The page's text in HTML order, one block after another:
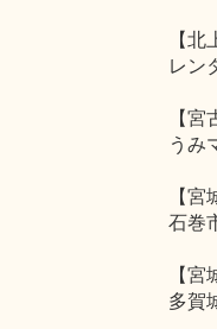
【北
レン
【宮
うみ
【宮
石巻
【宮
多賀